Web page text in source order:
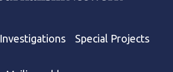
Investigations Special Projects